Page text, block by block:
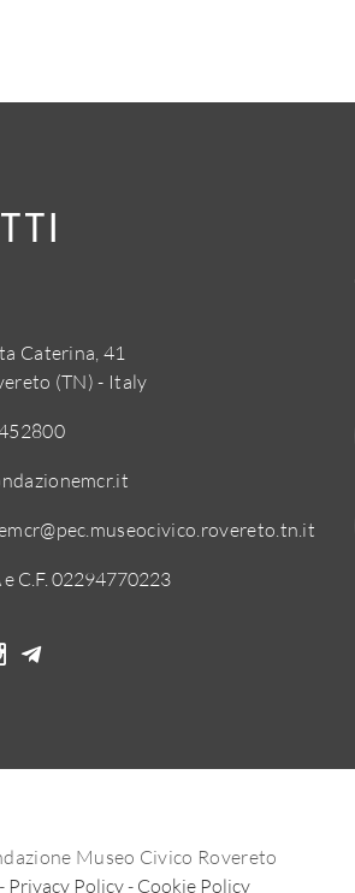
Caterina, 41
(TN) - Italy
C.F. 02294770223
Museo Civico Rovereto
- Privacy Policy- Cookie Policy